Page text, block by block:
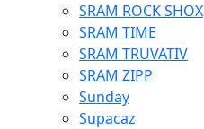
SRAM ROCK SHOX
SRAM TIME
SRAM TRUVATIV
SRAM ZIPP
Sunday
Supacaz